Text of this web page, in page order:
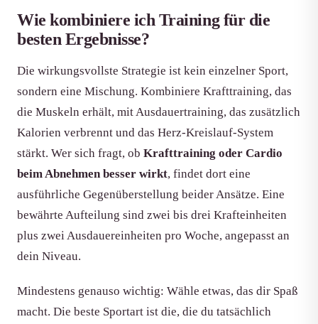
Wie kombiniere ich Training für die
besten Ergebnisse?
Die wirkungsvollste Strategie ist kein einzelner Sport,
sondern eine Mischung. Kombiniere Krafttraining, das
die Muskeln erhält, mit Ausdauertraining, das zusätzlich
Kalorien verbrennt und das Herz-Kreislauf-System
stärkt. Wer sich fragt, ob Krafttraining oder Cardio
beim Abnehmen besser wirkt, findet dort eine
ausführliche Gegenüberstellung beider Ansätze. Eine
bewährte Aufteilung sind zwei bis drei Krafteinheiten
plus zwei Ausdauereinheiten pro Woche, angepasst an
dein Niveau.
Mindestens genauso wichtig: Wähle etwas, das dir Spaß
macht. Die beste Sportart ist die, die du tatsächlich